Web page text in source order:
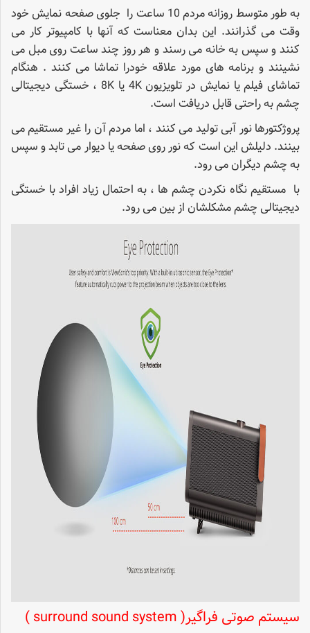
به طور متوسط ​​روزانه مردم 10 ساعت را جلوی صفحه نمایش خود
وقت می گذرانند. این بدان معناست که آنها با کامپیوتر کار می
کنند و سپس به خانه می رسند و هر روز چند ساعت روی مبل می
نشینند و برنامه های مورد علاقه خودرا تماشا می کنند . هنگام
تماشای فیلم یا نمایش در تلویزیون 4K یا 8K ، خستگی دیجیتالی
چشم به راحتی قابل دریافت است.
پروژکتورها نور آبی تولید می کنند ، اما مردم آن را غیر مستقیم می
بینند. دلیلش این است که نور روی صفحه یا دیوار می تابد و سپس
به چشم دیگران می رود.
با مستقیم نگاه نکردن چشم ها ، به احتمال زیاد افراد با خستگی
دیجیتالی چشم مشکلشان از بین می رود.
سیستم صوتی فراگیر(surround sound system
)